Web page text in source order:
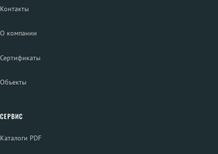
Контакты
О компании
Сертификаты
Объекты
СЕРВИС
Каталоги PDF